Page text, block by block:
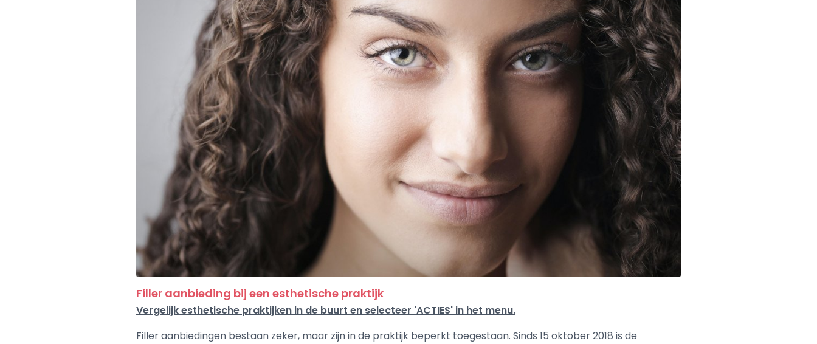
Filler aanbieding bij een esthetische praktijk
Vergelijk esthetische praktijken in de buurt en selecteer 'ACTIES' in het menu.
Filler aanbiedingen bestaan zeker, maar zijn in de praktijk beperkt toegestaan. Sinds 15 oktober 2018 is de